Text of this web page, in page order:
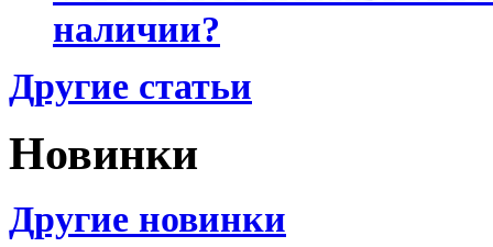
наличии?
Другие статьи
Новинки
Другие новинки